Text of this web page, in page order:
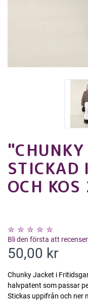
STICKAD
OCH
Bli den första att
50,00 kr
Chunky Jacket i
halvpatent som passar
Stickas uppifrån och ner